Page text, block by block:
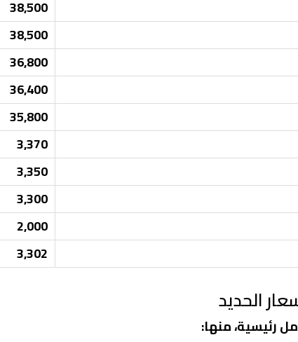
38,500
38,500
36,800
36,400
35,800
3,370
3,350
3,300
2,000
3,302
الحديد
رئيسية، منها: